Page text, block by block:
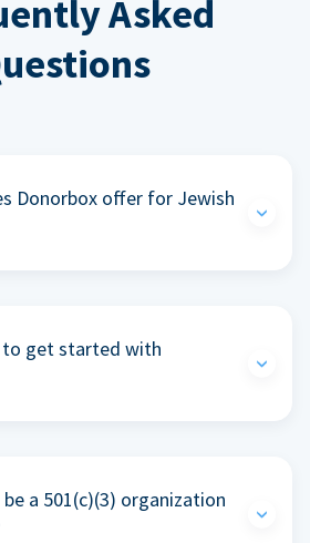
Asked
Donorbox offer for Jewish
to get started with
a 501(c)(3) organization